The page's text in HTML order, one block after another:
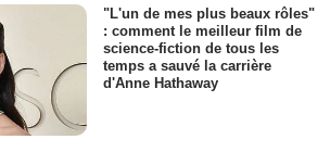
"L'un de mes plus beaux rôles"
: comment le meilleur film de
science-fiction de tous les
temps a sauvé la carrière
d'Anne Hathaway